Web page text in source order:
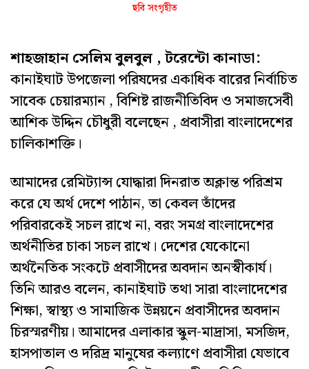
ছবি সংগৃহীত
শাহজাহান সেলিম বুলবুল , টরেন্টো কানাডা:
কানাইঘাট উপজেলা পরিষদের একাধিক বারের নির্বাচিত
সাবেক চেয়ারম্যান , বিশিষ্ট রাজনীতিবিদ ও সমাজসেবী
আশিক উদ্দিন চৌধুরী বলেছেন , প্রবাসীরা বাংলাদেশের
চালিকাশক্তি।
আমাদের রেমিট্যান্স যোদ্ধারা দিনরাত অক্লান্ত পরিশ্রম
করে যে অর্থ দেশে পাঠান, তা কেবল তাঁদের
পরিবারকেই সচল রাখে না, বরং সমগ্র বাংলাদেশের
অর্থনীতির চাকা সচল রাখে। দেশের যেকোনো
অর্থনৈতিক সংকটে প্রবাসীদের অবদান অনস্বীকার্য।
তিনি আরও বলেন, কানাইঘাট তথা সারা বাংলাদেশের
শিক্ষা, স্বাস্থ্য ও সামাজিক উন্নয়নে প্রবাসীদের অবদান
চিরস্মরণীয়। আমাদের এলাকার স্কুল-মাদ্রাসা, মসজিদ,
হাসপাতাল ও দরিদ্র মানুষের কল্যাণে প্রবাসীরা যেভাবে